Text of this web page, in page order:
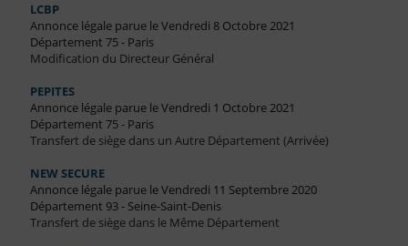
LCBP
Annonce légale parue le Vendredi 8 Octobre 2021
Département 75 - Paris
Modification du Directeur Général
PEPITES
Annonce légale parue le Vendredi 1 Octobre 2021
Département 75 - Paris
Transfert de siège dans un Autre Département (Arrivée)
NEW SECURE
Annonce légale parue le Vendredi 11 Septembre 2020
Département 93 - Seine-Saint-Denis
Transfert de siège dans le Même Département